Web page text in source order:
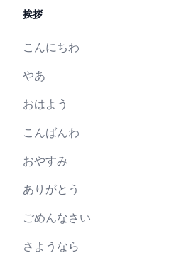
挨拶
こんにちわ
やあ
おはよう
こんばんわ
おやすみ
ありがとう
ごめんなさい
さようなら